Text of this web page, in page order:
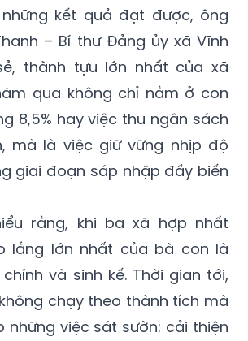
kết quả đạt được, ông
– Bí thư Đảng ủy xã Vĩnh
thành tựu lớn nhất của xã
qua không chỉ nằm ở con
8,5% hay việc thu ngân sách
mà là việc giữ vững nhịp độ
giai đoạn sáp nhập đầy biến
rằng, khi ba xã hợp nhất
lắng lớn nhất của bà con là
và sinh kế. Thời gian tới,
chạy theo thành tích mà
những việc sát sườn: cải thiện